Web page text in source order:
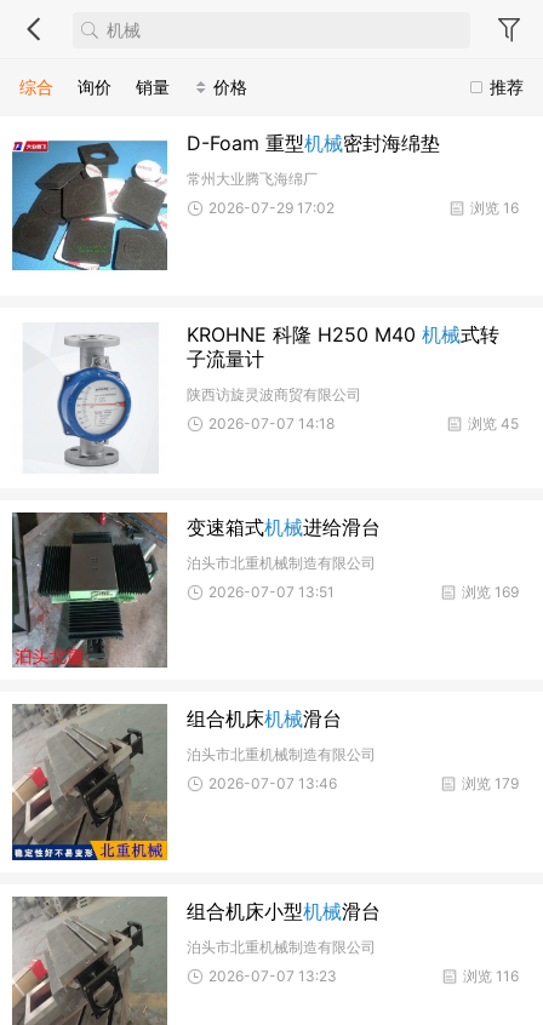
推荐
综合 询价 销量 价格
D-Foam 重型机械密封海绵垫
常州大业腾飞海绵厂
浏览 16
2026-07-29 17:02
KROHNE 科隆 H250 M40机械式转
子流量计
陕西访旋灵波商贸有限公司
浏览 45
2026-07-07 14:18
变速箱式机械进给滑台
泊头市北重机械制造有限公司
浏览 169
2026-07-07 13:51
组合机床机械滑台
泊头市北重机械制造有限公司
浏览 179
2026-07-07 13:46
组合机床小型机械滑台
泊头市北重机械制造有限公司
浏览 116
2026-07-07 13:23